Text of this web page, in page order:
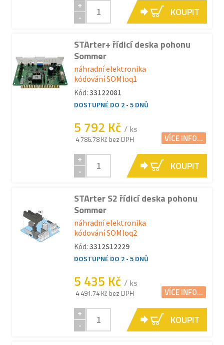
+
-
KOUPIT
STArter+ řídicí deska pohonu
Sommer
náhradní elektronika
kódování SOMloq1
Kód: 33122081
DOSTUPNÉ DO 2 - 5 DNŮ
5 792 Kč / ks
4 786.78 Kč bez DPH VÍCE INFO...
+
-
KOUPIT
STArter S2 řídicí deska pohonu
Sommer
náhradní elektronika
kódování SOMloq2
Kód: 3312S12229
DOSTUPNÉ DO 2 - 5 DNŮ
5 435 Kč / ks
4 491.74 Kč bez DPH VÍCE INFO...
+
-
KOUPIT